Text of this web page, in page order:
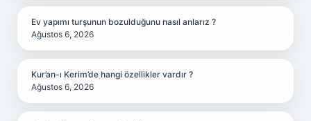
Ev yapımı turşunun bozulduğunu nasıl anlarız ?
Ağustos 6, 2026
Kur’an-ı Kerim’de hangi özellikler vardır ?
Ağustos 6, 2026